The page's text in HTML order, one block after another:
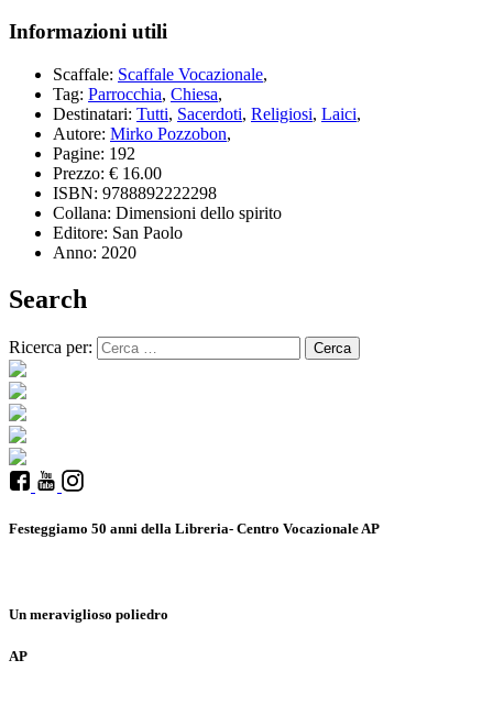
Informazioni utili
Scaffale: Scaffale Vocazionale,
Tag: Parrocchia, Chiesa,
Destinatari: Tutti, Sacerdoti, Religiosi, Laici,
Autore: Mirko Pozzobon,
Pagine: 192
Prezzo: € 16.00
ISBN: 9788892222298
Collana: Dimensioni dello spirito
Editore: San Paolo
Anno: 2020
Search
Ricerca per:
Festeggiamo 50 anni della Libreria- Centro Vocazionale AP
Un meraviglioso poliedro
AP